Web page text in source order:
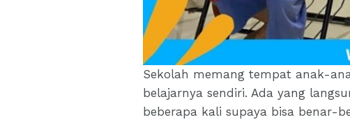
Sekolah memang tempat anak-
belajarnya sendiri. Ada yang
beberapa kali supaya bisa benar-